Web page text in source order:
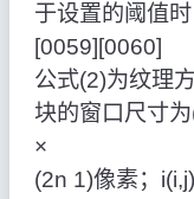
于设置的阈值
[0059][0060]
公式(2)为纹理
块的窗口尺寸
×
(2n 1)像素；